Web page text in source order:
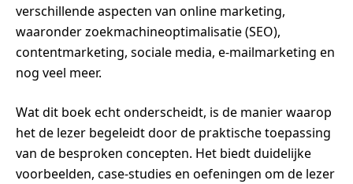
verschillende aspecten van online marketing,
waaronder zoekmachineoptimalisatie (SEO),
contentmarketing, sociale media, e-mailmarketing en
nog veel meer.
Wat dit boek echt onderscheidt, is de manier waarop
het de lezer begeleidt door de praktische toepassing
van de besproken concepten. Het biedt duidelijke
voorbeelden, case-studies en oefeningen om de lezer